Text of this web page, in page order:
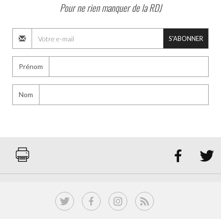
Pour ne rien manquer de la RDJ
S'ABONNER
Prénom
Nom
 